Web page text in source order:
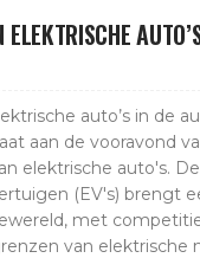
ELEKTRISCHE
auto’s in de
aan de vooravond
elektrische auto's.
(EV's) brengt
met
van elektrische